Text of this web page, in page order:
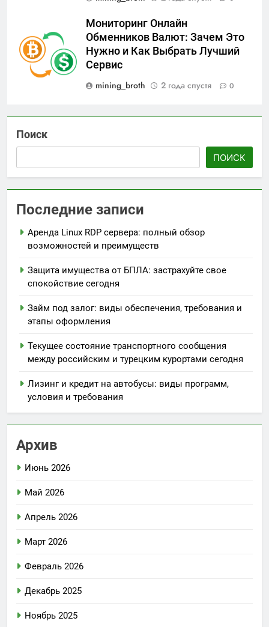
Мониторинг Онлайн
Обменников Валют: Зачем Это
Нужно и Как Выбрать Лучший
Сервис
mining_broth
2 года спустя 0
Поиск
ПОИСК
Последние записи
Аренда Linux RDP сервера: полный обзор
возможностей и преимуществ
Защита имущества от БПЛА: застрахуйте свое
спокойствие сегодня
Займ под залог: виды обеспечения, требования и
этапы оформления
Текущее состояние транспортного сообщения
между российским и турецким курортами сегодня
Лизинг и кредит на автобусы: виды программ,
условия и требования
Архив
Июнь 2026
Май 2026
Апрель 2026
Март 2026
Февраль 2026
Декабрь 2025
Ноябрь 2025